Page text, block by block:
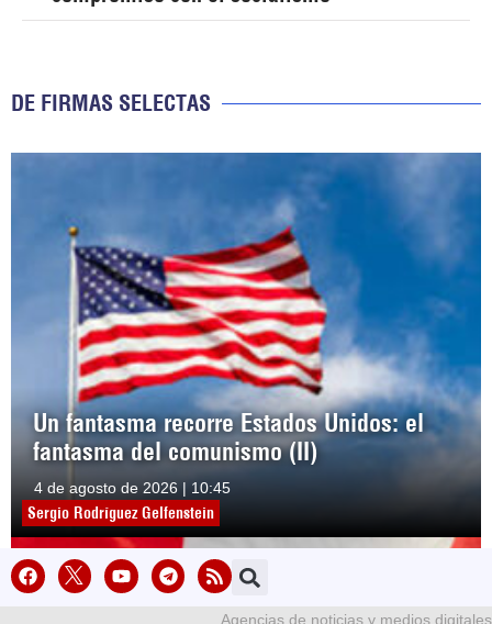
DE FIRMAS SELECTAS
Un fantasma recorre Estados Unidos: el
fantasma del comunismo (II)
4 de agosto de 2026 | 10:45
Sergio Rodríguez Gelfenstein
Agencias de noticias y medios digitales